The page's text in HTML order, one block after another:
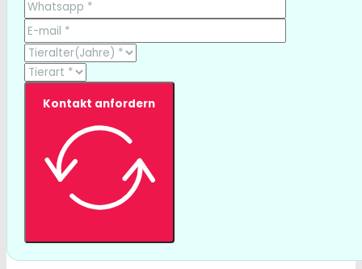
Kontakt anfordern